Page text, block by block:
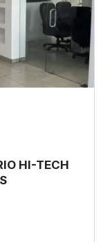
HI-TECH